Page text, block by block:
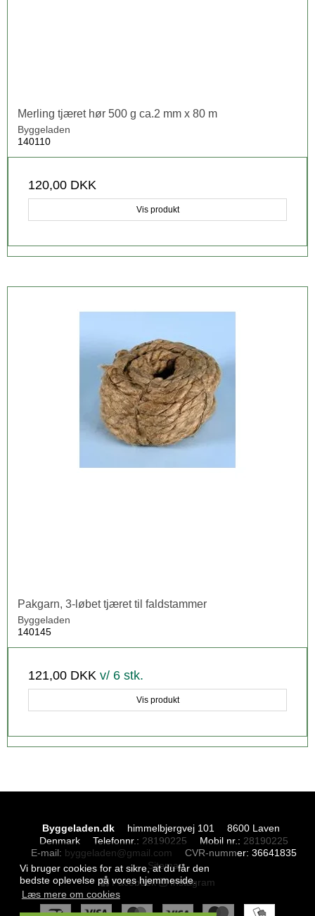
Vi bruger cookies for at sikre, at du får den
bedste oplevelse på vores hjemmeside.
Læs mere om cookies
Merling tjæret hør 500 g ca.2 mm x 80 m
Byggeladen
140110
120,00 DKK
Vis produkt
Pakgarn, 3-løbet tjæret til faldstammer
Byggeladen
140145
121,00 DKK v/ 6 stk.
Vis produkt
Byggeladen.dk himmelbjergvej 101
8600 Laven
Denmark
Telefonnr. : 28190225 Mobil nr. : 28190225
E-mail: byggeladen@gmail.com CVR-nummer: 36641835
Sitemap
Facebook
Instagram